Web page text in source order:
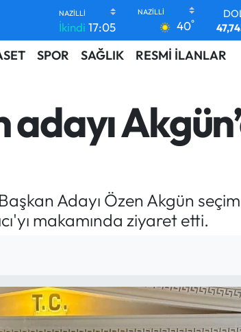
İkindi 17:05 40°
SPOR SAĞLIK RESMİ İLANLAR
Adayı Özen Akgün
makamında ziyaret etti.